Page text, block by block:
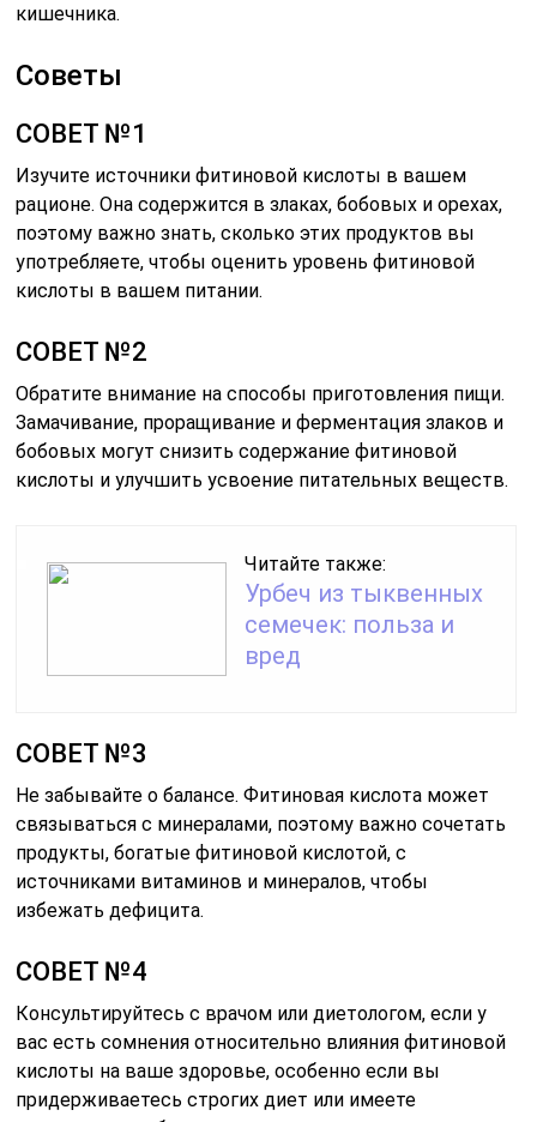
кишечника.
Советы
СОВЕТ №1
Изучите источники фитиновой кислоты в вашем
рационе. Она содержится в злаках, бобовых и орехах,
поэтому важно знать, сколько этих продуктов вы
употребляете, чтобы оценить уровень фитиновой
кислоты в вашем питании.
СОВЕТ №2
Обратите внимание на способы приготовления пищи.
Замачивание, проращивание и ферментация злаков и
бобовых могут снизить содержание фитиновой
кислоты и улучшить усвоение питательных веществ.
Читайте также:
Урбеч из тыквенных
семечек: польза и
вред
СОВЕТ №3
Не забывайте о балансе. Фитиновая кислота может
связываться с минералами, поэтому важно сочетать
продукты, богатые фитиновой кислотой, с
источниками витаминов и минералов, чтобы
избежать дефицита.
СОВЕТ №4
Консультируйтесь с врачом или диетологом, если у
вас есть сомнения относительно влияния фитиновой
кислоты на ваше здоровье, особенно если вы
придерживаетесь строгих диет или имеете